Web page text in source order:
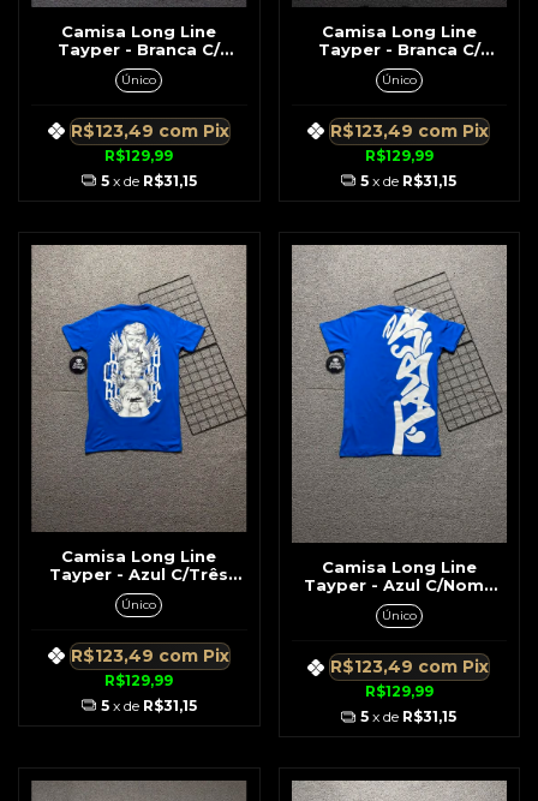
Camisa Long Line
Tayper - Branca C/
Nome da Tayper
Horizontal
Único
R$129,99
R$123,49 com Pix
5 x de R$31,15
Camisa Long Line
Tayper - Branca C/
Nome da Tayper
Vertical
Único
R$129,99
R$123,49 com Pix
5 x de R$31,15
Camisa Long Line
Tayper - Azul C/Três
Anjos
Único
R$129,99
R$123,49 com Pix
5 x de R$31,15
Camisa Long Line
Tayper - Azul C/Nome
Vertical
Único
R$129,99
R$123,49 com Pix
5 x de R$31,15